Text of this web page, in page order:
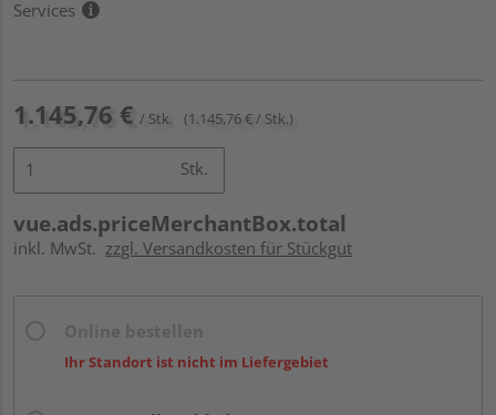
Services
1.145,76 € / Stk. (1.145,76 € / Stk.)
Stk.
vue.ads.priceMerchantBox.total
inkl. MwSt. zzgl. Versandkosten für Stückgut
Ihr Standort ist nicht im Liefergebiet